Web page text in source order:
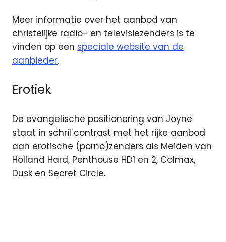
Meer informatie over het aanbod van
christelijke radio- en televisiezenders is te
vinden op een speciale website van de
aanbieder.
Erotiek
De evangelische positionering van Joyne
staat in schril contrast met het rijke aanbod
aan erotische (porno)zenders als Meiden van
Holland Hard, Penthouse HD1 en 2, Colmax,
Dusk en Secret Circle.